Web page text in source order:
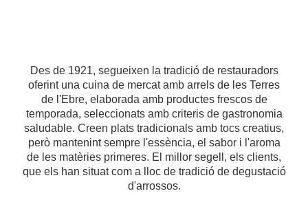
Des de 1921, segueixen la tradició de restauradors
oferint una cuina de mercat amb arrels de les Terres
de l'Ebre, elaborada amb productes frescos de
temporada, seleccionats amb criteris de gastronomia
saludable. Creen plats tradicionals amb tocs creatius,
però mantenint sempre l'essència, el sabor i l'aroma
de les matèries primeres. El millor segell, els clients,
que els han situat com a lloc de tradició de degustació
d'arrossos.